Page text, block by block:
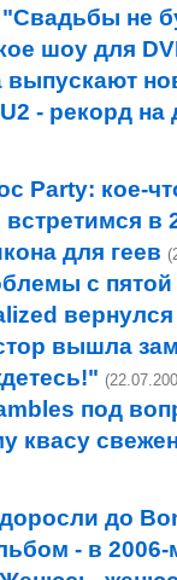
не
шоу для
выпускают
- рекорд на
Party: кое-
в
для геев
с пятой
вернулся
вышла
под
квасу
до
- в 2006-